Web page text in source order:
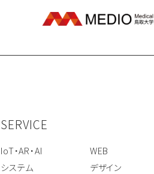
SERVICE
IoT・AR・AI
WEB
システム
デザイン